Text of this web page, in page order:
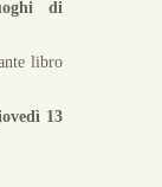
di
libro
13